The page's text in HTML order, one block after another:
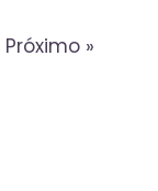
Próximo »